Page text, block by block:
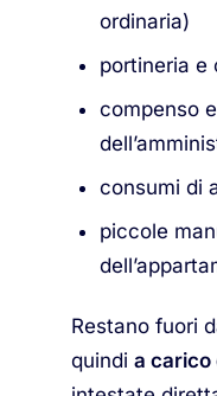
ordinaria)
portineria e
compenso
consumi di
piccole
Restano fuori
quindi a carico